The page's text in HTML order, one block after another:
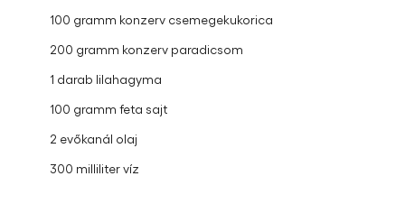
100 gramm konzerv csemegekukorica
200 gramm konzerv paradicsom
1 darab lilahagyma
100 gramm feta sajt
2 evőkanál olaj
300 milliliter víz